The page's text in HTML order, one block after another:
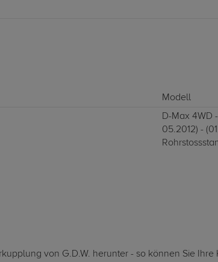
Modell
D-Max 4WD
05.2012) -
von G.D.W. herunter - so können Sie